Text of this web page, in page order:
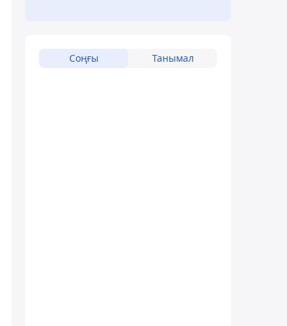
Соңғы Танымал